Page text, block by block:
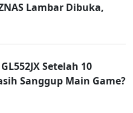
Lambar Dibuka,
Setelah 10
Sanggup Main Game?